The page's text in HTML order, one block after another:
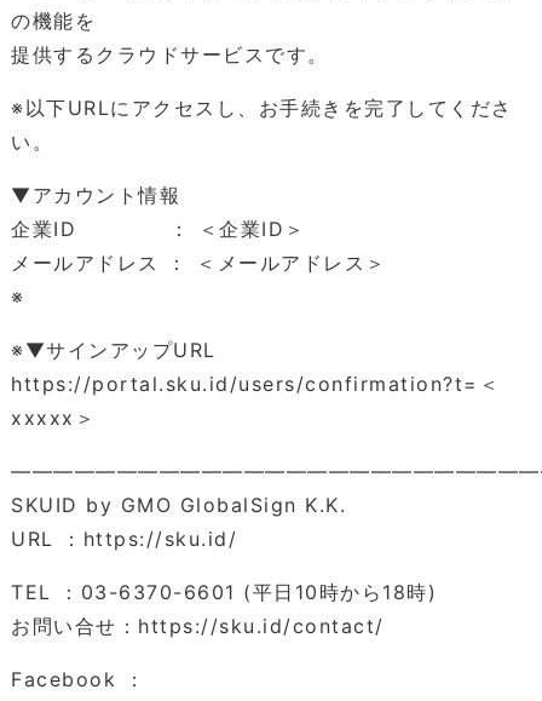
の機能を
提供するクラウドサービスです。
※以下URLにアクセスし、お手続きを完了してくださ
い。
▼アカウント情報
企業ID ： ＜企業ID＞
メールアドレス ： ＜メールアドレス＞
※
※▼サインアップURL
https://portal.sku.id/users/confirmation?t=＜
xxxxx＞
SKUID by GMO GlobalSign K.K.
URL ：https://sku.id/
TEL ：03-6370-6601 (平日10時から18時)
お問い合せ：https://sku.id/contact/
Facebook ：